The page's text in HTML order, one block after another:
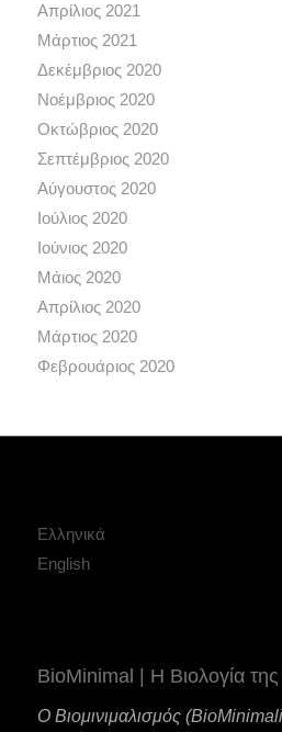
Απρίλιος 2021
Μάρτιος 2021
Δεκέμβριος 2020
Νοέμβριος 2020
Οκτώβριος 2020
Σεπτέμβριος 2020
Αύγουστος 2020
Ιούλιος 2020
Ιούνιος 2020
Μάιος 2020
Απρίλιος 2020
Μάρτιος 2020
Φεβρουάριος 2020
Ελληνικά
English
BioMinimal | Η Βιολογία
Ο Βιομινιμαλισμός